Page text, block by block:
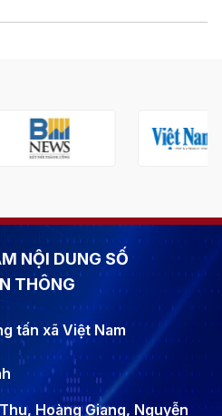
NỘI DUNG SỐ
THÔNG
tấn xã Việt Nam
Hoàng Giang, Nguyễn